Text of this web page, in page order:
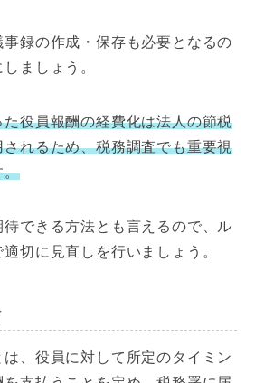
録の作成・保存も必要となるの
ましょう。
役員報酬の経費化は法人の節税
れるため、税務調査でも重要視
。
できる方法とも言えるので、ル
切に見直しを行いましょう。
、役員に対して所定のタイミン